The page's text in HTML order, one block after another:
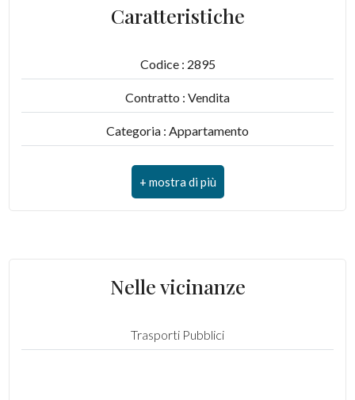
Caratteristiche
Codice : 2895
Contratto : Vendita
Categoria : Appartamento
Indirizzo : via Aldesago 75
CAP : 6974
Totale mq : 105 mq
Camere : 2
Nelle vicinanze
Trasporti Pubblici